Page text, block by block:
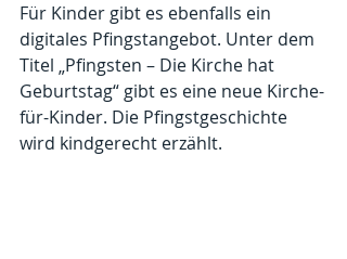
Für Kinder gibt es ebenfalls ein
digitales Pfingstangebot. Unter dem
Titel „Pfingsten – Die Kirche hat
Geburtstag“ gibt es eine neue Kirche-
für-Kinder. Die Pfingstgeschichte
wird kindgerecht erzählt.